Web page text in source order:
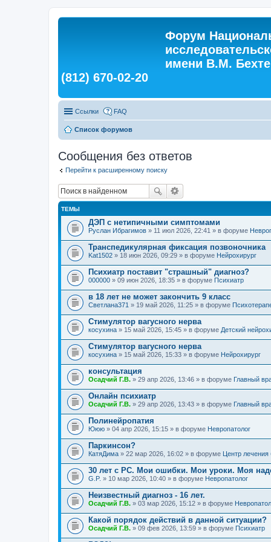
Форум
имени В.М.
(812) 670-02-20
Ссылки FAQ
Список форумов
Сообщения без ответов
Перейти к расширенному поиску
ТЕМЫ
ДЭП с нетипичными симптомами
Руслан Ибрагимов » 11 июл 2026, 22:41 » в форуме
Транспедикулярная фиксация позвоночника
Kat1502 » 18 июн 2026, 09:29 » в форуме Нейрохирург
Психиатр поставит "страшный" диагноз?
000000 » 09 июн 2026, 18:35 » в форуме Психиатр
в 18 лет не может закончить 9 класс
Светлана371 » 19 май 2026, 11:25 » в форуме
Стимулятор вагусного нерва
косухина » 15 май 2026, 15:45 » в форуме Детский
Стимулятор вагусного нерва
косухина » 15 май 2026, 15:33 » в форуме Нейрохирург
консультация
Осадчий Г.В. » 29 апр 2026, 13:46 » в форуме Главный
Онлайн психиатр
Осадчий Г.В. » 29 апр 2026, 13:43 » в форуме Главный
Полинейропатия
Ююю » 04 апр 2026, 15:15 » в форуме Невропатолог
Паркинсон?
КатяДима » 22 мар 2026, 16:02 » в форуме Центр лечения
30 лет с РС. Мои ошибки. Мои уроки. Моя
G.P. » 10 мар 2026, 10:40 » в форуме Невропатолог
Неизвестный диагноз - 16 лет.
Осадчий Г.В. » 03 мар 2026, 15:12 » в форуме
Какой порядок действий в данной ситуации?
Осадчий Г.В. » 09 фев 2026, 13:59 » в форуме Психиатр